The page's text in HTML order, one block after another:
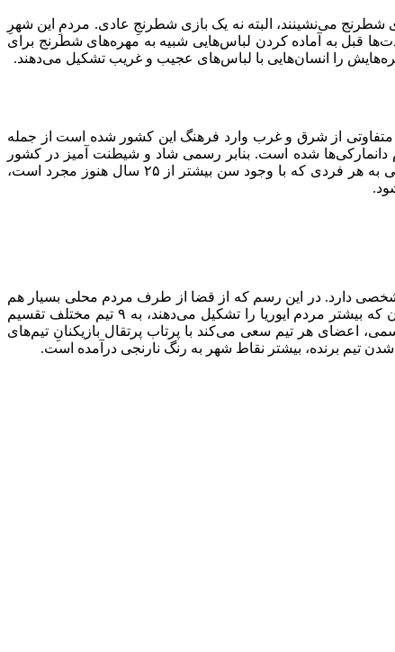
شطرنج می‌نشینند، البته نه یک بازی شطرنجِ عادی. مردمِ این شهرِ
قبل به آماده کردن لباس‌هایی شبیه به مهره‌های شطرنج برای
را انسان‌هایی با لباس‌های عجیب و غریب تشکیل می‌دهند.
متفاوتی از شرق و غرب وارد فرهنگ این کشور شده است از جمله
دانمارکی‌ها شده است. بنابر رسمی شاد و شیطنت آمیز در کشور
دانمارک، اگر شما به سن ازدواج رسیده‌اید و هنوز مجردید، قبل از خروج از منزل باید حسابی روی جنبه‌تان کار کنید. در این رسم مردم محلی به هر فردی که با وجود سن بیشتر از ۲۵ سال هنوز مجرد است،
دارد. در این رسم که از قضا از طرف مردم محلی بسیار هم
جدی گرفته می‌شود، داوطلبان شرکت در جنگ پرتقالی در غالب تیم‌های مختلف به مبارزه با هم می‌پردازند. پیش از آغاز این جدل، داوطلبان که بیشتر مردم ایوریا را تشکیل می‌دهند، به ۹ تیم مختلف تقسیم
اعضای هر تیم سعی می‌کند با پرتاب پرتقال بازیکنانِ تیم‌های
تیم برنده، بیشتر نقاط شهر به رنگ نارنجی درآمده است.